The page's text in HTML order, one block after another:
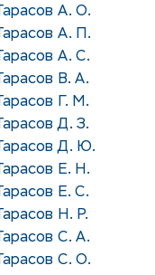
Тарасов А. О.
Тарасов А. П.
Тарасов А. С.
Тарасов В. А.
Тарасов Г. М.
Тарасов Д. З.
Тарасов Д. Ю.
Тарасов Е. Н.
Тарасов Е. С.
Тарасов Н. Р.
Тарасов С. А.
Тарасов С. О.